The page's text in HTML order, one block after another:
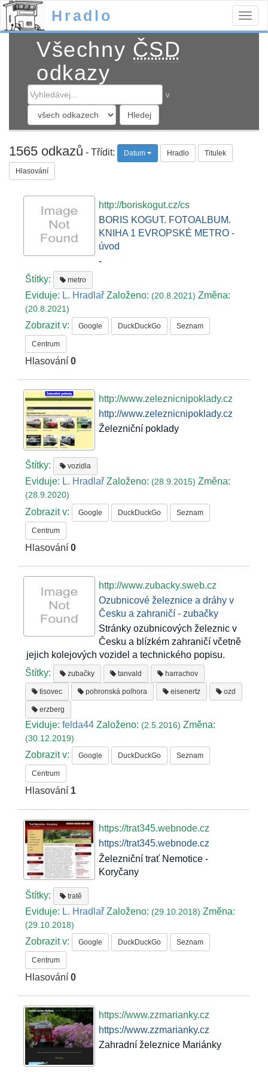
Hradlo
Všechny ČSD
odkazy
v
1565 odkazů - Třídit: Datum Hradlo Titulek
Hlasování
http://boriskogut.cz/cs
BORIS KOGUT. FOTOALBUM.
KNIHA 1 EVROPSKÉ METRO -
úvod
-
Štítky:
metro
Eviduje: L. Hradlař Založeno:(20.8.2021)Změna:
(20.8.2021)
Zobrazit v: Google DuckDuckGo Seznam
Centrum
Hlasování0
http://www.zeleznicnipoklady.cz
http://www.zeleznicnipoklady.cz
Železniční poklady
Štítky: vozidla
Eviduje: L. Hradlař Založeno:(28.9.2015)Změna:
(28.9.2020)
Zobrazit v: Google DuckDuckGo Seznam
Centrum
Hlasování0
http://www.zubacky.sweb.cz
Ozubnicové železnice a dráhy v
Česku a zahraničí - zubačky
Stránky ozubnicových železnic v
Česku a blízkém zahraničí včetně
jejich kolejových vozidel a technického popisu.
Štítky:
zubačky tanvald harrachov
tisovec pohronská polhora eisenertz ozd
erzberg
Eviduje:felda44 Založeno:(2.5.2016)Změna:
(30.12.2019)
Zobrazit v: Google DuckDuckGo Seznam
Centrum
Hlasování 1
https://trat345.webnode.cz
https://trat345.webnode.cz
Železniční trať Nemotice -
Koryčany
Štítky: tratě
Eviduje: L. Hradlař Založeno:(29.10.2018)Změna:
(29.10.2018)
Zobrazit v: Google DuckDuckGo Seznam
Centrum
Hlasování0
https://www.zzmarianky.cz
https://www.zzmarianky.cz
Zahradní železnice Mariánky